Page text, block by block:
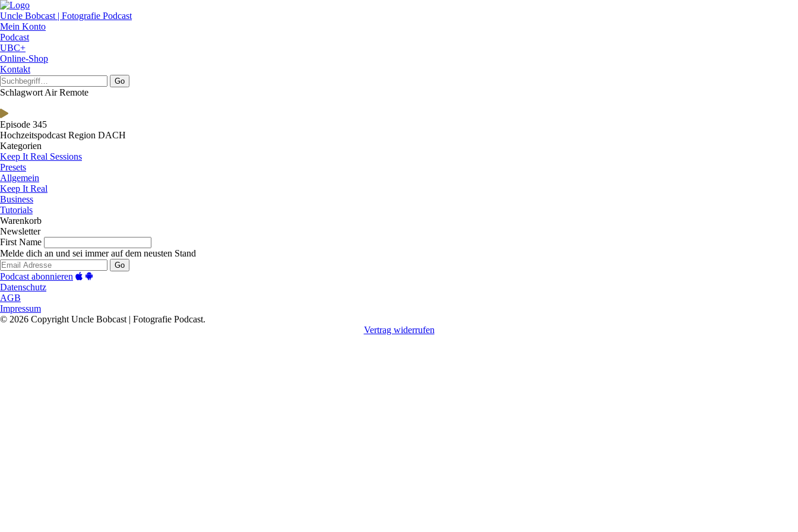
Uncle Bobcast | Fotografie Podcast
Mein Konto
Podcast
UBC+
Online-Shop
Kontakt
Go
Schlagwort Air Remote
Episode 345
Hochzeitspodcast Region DACH
Kategorien
Keep It Real Sessions
Presets
Allgemein
Keep It Real
Business
Tutorials
Warenkorb
Newsletter
First Name
Melde dich an und sei immer auf dem neusten Stand
Go
Podcast abonnieren
Datenschutz
AGB
Impressum
© 2026 Copyright Uncle Bobcast | Fotografie Podcast.
Vertrag widerrufen